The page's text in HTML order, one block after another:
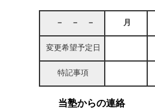
－ － － 月
変更希望予定日
特記事項
当塾からの連絡